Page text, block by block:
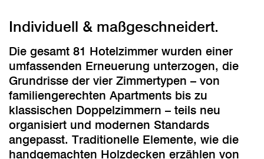
Individuell & maßgeschneidert.
Die gesamt 81 Hotelzimmer wurden einer
umfassenden Erneuerung unterzogen, die
Grundrisse der vier Zimmertypen – von
familiengerechten Apartments bis zu
klassischen Doppelzimmern – teils neu
organisiert und modernen Standards
angepasst. Traditionelle Elemente, wie die
handgemachten Holzdecken erzählen von